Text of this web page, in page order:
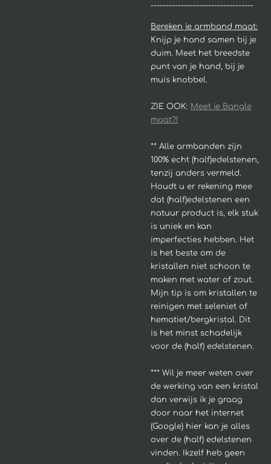
----------------------------------
Bereken je armband maat:
Knijp je hand samen bij je
duim. Meet het breedste
punt van je hand, bij je
muis knobbel.
ZIE OOK: Meet je Bangle
maat?!
** Alle armbanden zijn
100% echt (half)edelstenen,
tenzij anders vermeld.
Houdt u er rekening mee
dat (half)edelstenen een
natuur product is, elk stuk
is uniek en kan
imperfecties hebben. Het
is het beste om de
kristallen niet schoon te
maken met water of zout.
Mijn tip is om kristallen te
reinigen met seleniet of
hematiet/bergkristal. Dit
is het minst schadelijk
voor de (half) edelstenen.
*** Wil je meer weten over
de werking van een kristal
dan verwijs ik je graag
door naar het internet
(Google) hier kan je alles
over de (half) edelstenen
vinden. Ikzelf heb geen